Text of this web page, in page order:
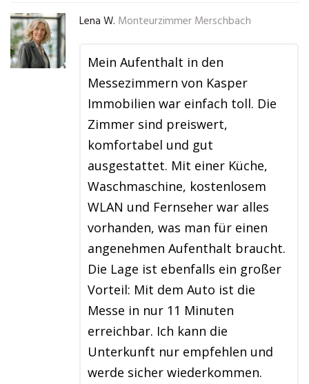
Lena W. Monteurzimmer Merschbach
Mein Aufenthalt in den
Messezimmern von Kasper
Immobilien war einfach toll. Die
Zimmer sind preiswert,
komfortabel und gut
ausgestattet. Mit einer Küche,
Waschmaschine, kostenlosem
WLAN und Fernseher war alles
vorhanden, was man für einen
angenehmen Aufenthalt braucht.
Die Lage ist ebenfalls ein großer
Vorteil: Mit dem Auto ist die
Messe in nur 11 Minuten
erreichbar. Ich kann die
Unterkunft nur empfehlen und
werde sicher wiederkommen.